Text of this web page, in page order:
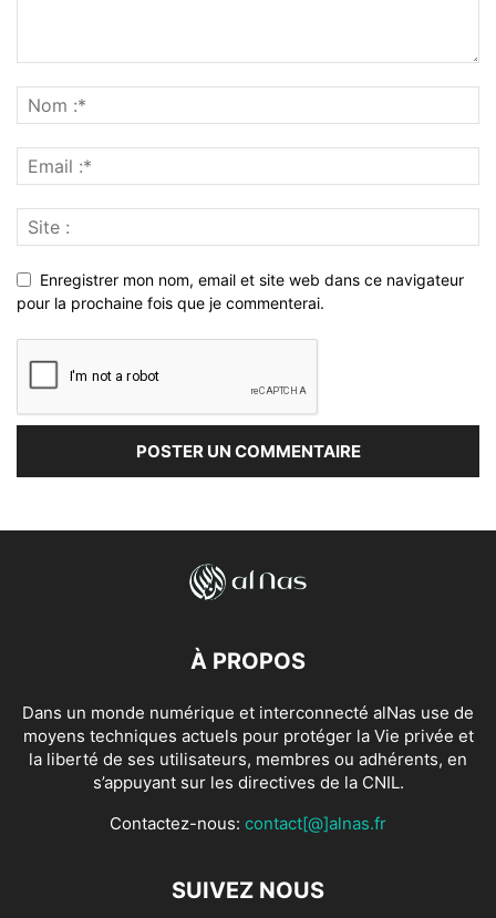
Enregistrer mon nom, email et site web dans ce navigateur
pour la prochaine fois que je commenterai.
À PROPOS
Dans un monde numérique et interconnecté alNas use de
moyens techniques actuels pour protéger la Vie privée et
la liberté de ses utilisateurs, membres ou adhérents, en
s’appuyant sur les directives de la CNIL.
Contactez-nous: contact[@]alnas.fr
SUIVEZ NOUS